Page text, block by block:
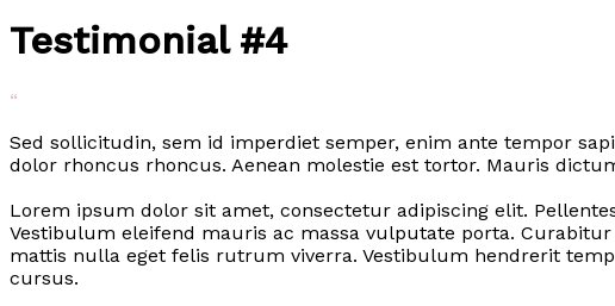
Testimonial #4
“
Sed sollicitudin, sem id imperdiet semper, enim ante tempor
dolor rhoncus rhoncus. Aenean molestie est tortor. Mauris
Lorem ipsum dolor sit amet, consectetur adipiscing elit.
Vestibulum eleifend mauris ac massa vulputate porta.
mattis nulla eget felis rutrum viverra. Vestibulum hendrerit
cursus.